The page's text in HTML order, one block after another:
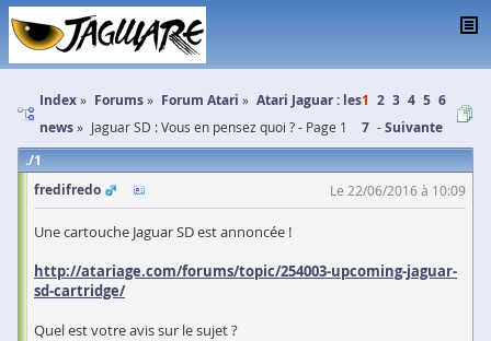
Index Forums Forum Atari
Atari Jaguar : les
news
Jaguar SD : Vous en pensez quoi ? - Page 1
1 2 3 4 5 6
7
Suivante
1
fredifredo
Le 22/06/2016 à 10:09
Une cartouche Jaguar SD est annoncée !
http://atariage.com/forums/topic/254003-upcoming-jaguar-
sd-cartridge/
Quel est votre avis sur le sujet ?